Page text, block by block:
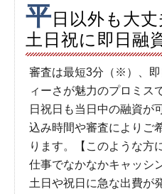
平日以外も大
土日祝に即日融
審査は最短3分（※）、
ィーさが魅力のプロミス
日祝日も当日中の融資が
込み時間や審査によりご
ります。【このような方
仕事でなかなかキャッシ
土日や祝日に急な出費が